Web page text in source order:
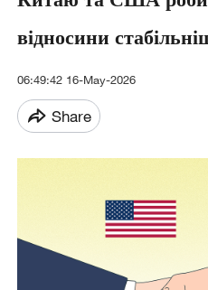
відносини
06:49:42 16-May-2026
Share